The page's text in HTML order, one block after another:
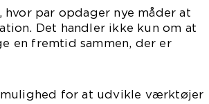
par opdager nye måder at
Det handler ikke kun om at
en fremtid sammen, der er
for at udvikle værktøjer